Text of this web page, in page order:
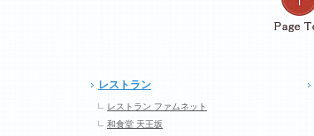
レストラン
レストラン ファムネット
和食堂 天王坂